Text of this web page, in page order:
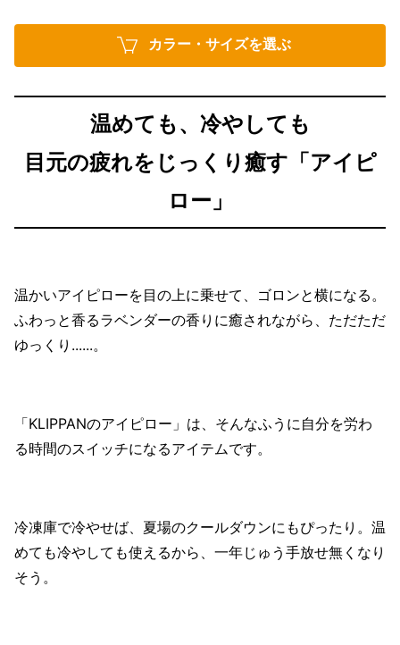
カラー・サイズを選ぶ
温めても、冷やしても
目元の疲れをじっくり癒す「アイピ
ロー」
温かいアイピローを目の上に乗せて、ゴロンと横になる。
ふわっと香るラベンダーの香りに癒されながら、ただただ
ゆっくり......。
「KLIPPANのアイピロー」は、そんなふうに自分を労わ
る時間のスイッチになるアイテムです。
冷凍庫で冷やせば、夏場のクールダウンにもぴったり。温
めても冷やしても使えるから、一年じゅう手放せ無くなり
そう。